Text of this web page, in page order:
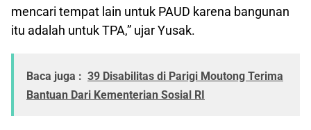
mencari tempat lain untuk PAUD karena bangunan
itu adalah untuk TPA,” ujar Yusak.
Baca juga : 39 Disabilitas di Parigi Moutong Terima
Bantuan Dari Kementerian Sosial RI